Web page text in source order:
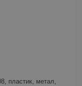
пластик, метал,